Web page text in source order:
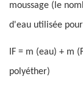
moussage (le
d'eau utilisée
IF = m (eau) + m
polyéther)